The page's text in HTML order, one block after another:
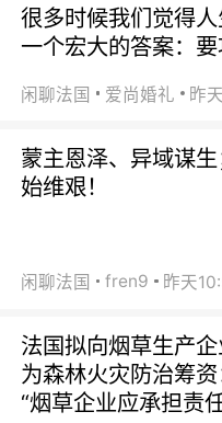
很多时候我们觉得
一个宏大的答案：要
闲聊法国 爱尚婚礼 昨
蒙主恩泽、异域谋
始维艰！
闲聊法国 fren9 昨天
法国拟向烟草生产企
为森林火灾防治筹
“烟草企业应承担责